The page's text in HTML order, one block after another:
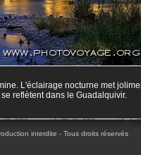
L'éclairage nocturne met
reflètent dans le Guadalquivir.
interdite - Tous droits réservés